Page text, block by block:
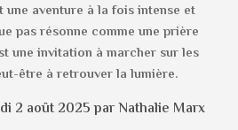
une aventure à la fois intense et
pas résonne comme une prière
une invitation à marcher sur les
être à retrouver la lumière.
2 août 2025 par Nathalie Marx